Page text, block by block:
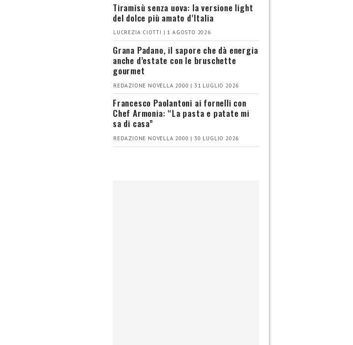
Tiramisù senza uova: la versione light
del dolce più amato d’Italia
LUCREZIA CIOTTI | 1 AGOSTO 2026
Grana Padano, il sapore che dà energia
anche d’estate con le bruschette
gourmet
REDAZIONE NOVELLA 2000 | 31 LUGLIO 2026
Francesco Paolantoni ai fornelli con
Chef Armonia: “La pasta e patate mi
sa di casa”
REDAZIONE NOVELLA 2000 | 30 LUGLIO 2026